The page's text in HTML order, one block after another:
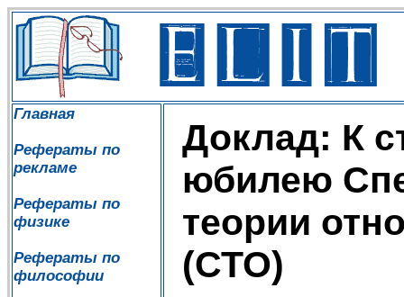
Главная
Рефераты по
рекламе
Рефераты по
физике
Рефераты по
философии
Доклад: К
юбилею
теории
(СТО)